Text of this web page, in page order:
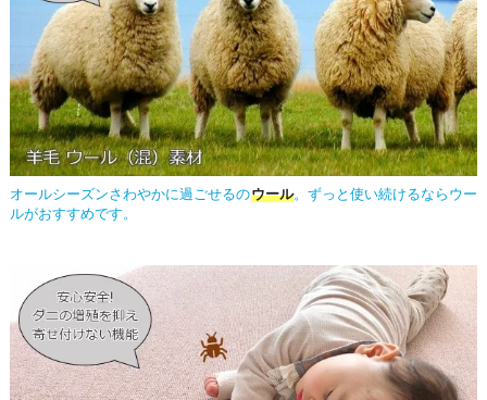
オールシーズンさわやかに過ごせるのウール。ずっと使い続けるならウー
ルがおすすめです。